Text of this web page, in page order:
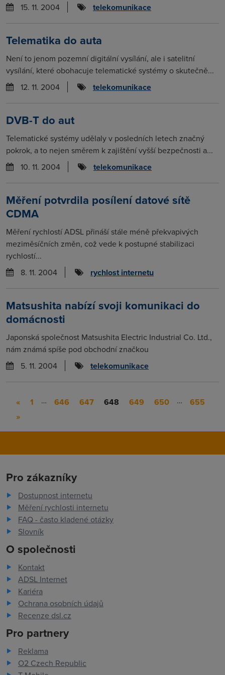
15. 11. 2004
telekomunikace
Telematika do auta
Není to jenom pozemní digitální vysílání, ale i satelitní
vysílání, které obohacuje telematické systémy o skutečně...
12. 11. 2004
telekomunikace
DVB-T do aut
Telematické systémy udělaly v posledních letech značný
pokrok, a to nejen směrem k zajištění vyšší bezpečnosti a...
10. 11. 2004
telekomunikace
Měření potvrdila posílení datové sítě
CDMA
Měření rychlostí ADSL přináší stále méně překvapivých
meziměsíčních změn, což vede k postupné stabilizaci
rychlostí...
8. 11. 2004
rychlost internetu
Matsushita nabízí svoji komunikaci do
domácnosti
Japonská společnost Matsushita Electric Industrial Co. Ltd.,
nám známá spíše pod obchodní značkou
5. 11. 2004
telekomunikace
« 1 … 646 647 648 649 650 …
655
»
Pro zákazníky
Dostupnost internetu
Měření rychlosti internetu
FAQ - často kladené otázky
Slovník
O společnosti
Kontakt
ADSL Internet
Kariéra
Ochrana osobních údajů
Recenze dsl.cz
Pro partnery
Reklama
O2 Czech Republic